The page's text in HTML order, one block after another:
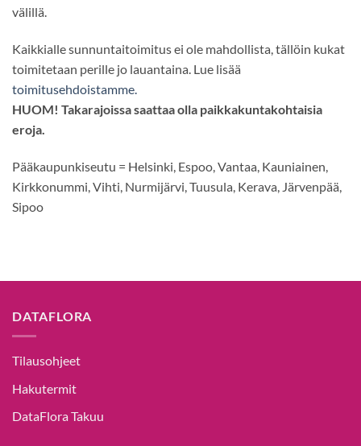
välillä.
Kaikkialle sunnuntaitoimitus ei ole mahdollista, tällöin kukat
toimitetaan perille jo lauantaina. Lue lisää
toimitusehdoistamme.
HUOM! Takarajoissa saattaa olla paikkakuntakohtaisia
eroja.
Pääkaupunkiseutu = Helsinki, Espoo, Vantaa, Kauniainen,
Kirkkonummi, Vihti, Nurmijärvi, Tuusula, Kerava, Järvenpää,
Sipoo
DATAFLORA
Tilausohjeet
Hakutermit
DataFlora Takuu